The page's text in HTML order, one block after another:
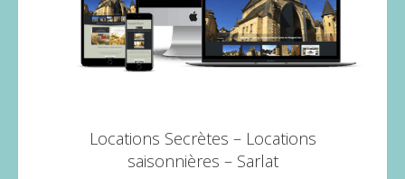
Locations Secrètes – Locations
saisonnières – Sarlat